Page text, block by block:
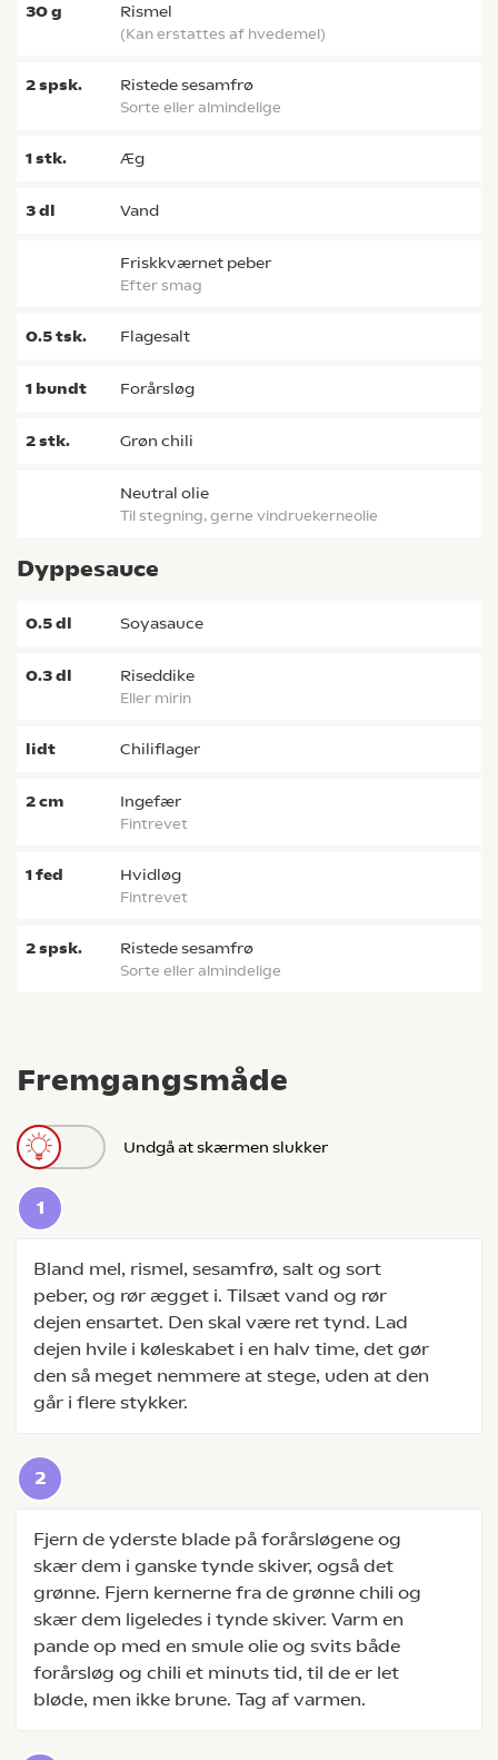
Fremgangsmåde
Undgå at skærmen slukker
Bland mel, rismel, sesamfrø, salt og sort
peber, og rør ægget i. Tilsæt vand og rør
dejen ensartet. Den skal være ret tynd. Lad
dejen hvile i køleskabet i en halv time, det gør
den så meget nemmere at stege, uden at den
går i flere stykker.
Fjern de yderste blade på forårsløgene og
skær dem i ganske tynde skiver, også det
grønne. Fjern kernerne fra de grønne chili og
skær dem ligeledes i tynde skiver. Varm en
pande op med en smule olie og svits både
forårsløg og chili et minuts tid, til de er let
bløde, men ikke brune. Tag af varmen.
30g rismel
(kan erstattes af hvedemel)
2spsk. ristede sesamfrø
sorte eller almindelige
1stk. æg
3dl vand
friskkværnet peber
efter smag
0.5tsk. flagesalt
1 bundt forårsløg
2stk. grøn chili
neutral olie
til stegning, gerne vindruekerneolie
Dyppesauce
0.5dl soyasauce
0.3dl riseddike
eller mirin
lidt chiliflager
2cm ingefær
fintrevet
1fed hvidløg
fintrevet
2spsk. ristede sesamfrø
sorte eller almindelige